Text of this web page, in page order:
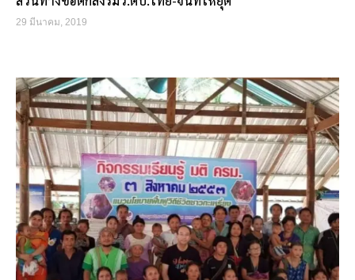
29 มีนาคม, 2019